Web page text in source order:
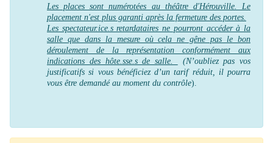
Les places sont numérotées au théâtre d'Hérouville. Le
placement n'est plus garanti après la fermeture des portes.
Les spectateur.ice.s retardataires ne pourront accéder à la
salle que dans la mesure où cela ne gêne pas le bon
déroulement de la représentation conformément aux
indications des hôte.sse.s de salle.
(N’oubliez pas vos
justificatifs si vous bénéficiez d’un tarif réduit, il pourra
vous être demandé au moment du contrôle).